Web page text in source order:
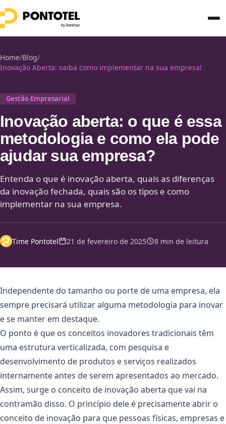
Home/Blog/
Inovação Aberta: saiba como implementar na sua empresa!
Gestão Empresarial
Inovação aberta: o que é essa
metodologia e como ela pode
ajudar sua empresa?
Entenda o que é inovação aberta, quais as diferenças
da inovação fechada, quais são os tipos e como
implementar na sua empresa.
Time Pontotel 21 de fevereiro de 2025 8 min de leitura
Independente do tamanho ou porte de uma empresa, ela
sempre precisará utilizar alguma metodologia para inovar
e se manter em destaque.
O ponto é que os conceitos inovadores tradicionais têm
uma estrutura verticalizada, com pesquisa e
desenvolvimento de produtos e serviços realizados
internamente antes de serem apresentados ao mercado.
Assim, surge o conceito de inovação aberta que vai na
contramão disso. O princípio dele é precisamente abrir o
conceito de inovação para que pessoas físicas, empresas e